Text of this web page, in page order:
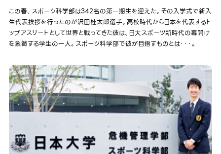
この春、スポーツ科学部は342名の第一期生を迎えた。その入学式で新入
生代表挨拶を行ったのが沢田桂太郎選手。高校時代から日本を代表するト
ップアスリートとして世界と戦ってきた彼は、日大スポーツ新時代の幕開け
を象徴する学生の一人。スポーツ科学部で彼が目指すものとは・・・。